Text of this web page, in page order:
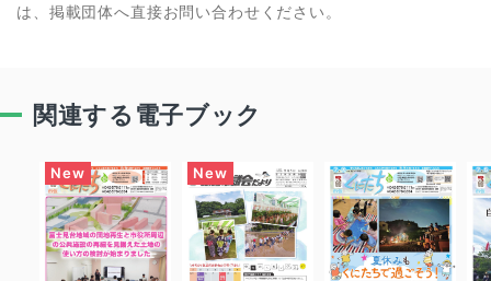
は、掲載団体へ直接お問い合わせください。
関連する電子ブック